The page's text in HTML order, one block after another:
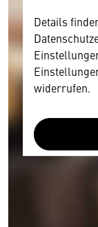
Details
widerrufen.